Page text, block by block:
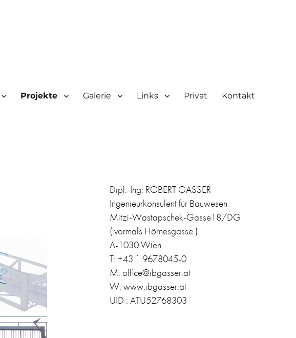
Projekte Galerie Links Privat Kontakt
Dipl.-Ing. ROBERT GASSER
Ingenieurkonsulent für Bauwesen
Mitzi-Wastapschek-Gasse18/DG
( vormals Hörnesgasse )
A-1030 Wien
T: +43 1 9678045-0
M: office@ibgasser.at
W: www.ibgasser.at
UID : ATU52768303